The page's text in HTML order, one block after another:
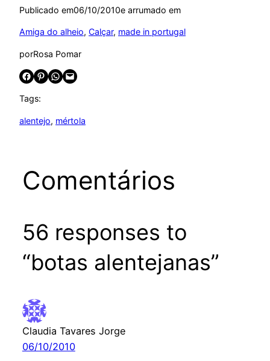
Publicado em06/10/2010e arrumado em
Amiga do alheio, Calçar, made in portugal
porRosa Pomar
Share on Facebook Share on Pinterest Share on WhatsApp Email this Page
Tags:
alentejo, mértola
Comentários
56 responses to
“botas alentejanas”
Claudia Tavares Jorge
06/10/2010